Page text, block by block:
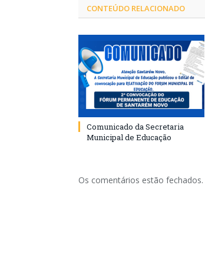
CONTEÚDO RELACIONADO
Comunicado da Secretaria
Municipal de Educação
Os comentários estão fechados.